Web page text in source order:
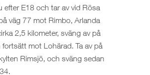
efter E18 och tar av vid Rösa
väg 77 mot Rimbo, Arlanda
2,5 kilometer, sväng av på
mot Lohärad. Ta av på
Rimsjö, och sväng sedan